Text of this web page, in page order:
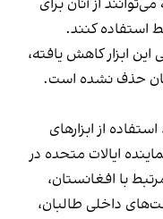
از آنان برای
استفاده کنند.
این ابزار کاهش یافته،
حذف نشده است.
از ابزارهای
ایالات متحده در
با افغانستان،
داخلی طالبان،